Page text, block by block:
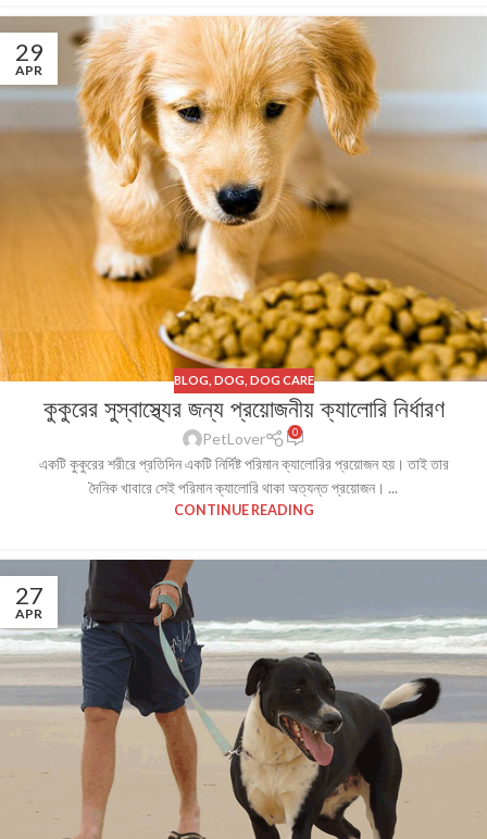
29
APR
BLOG DOG DOG CARE
কুকুরের সুস্বাস্থ্যের জন্য প্রয়োজনীয় ক্যালোরি নির্ধারণ
PetLover 0
একটি কুকুরের শরীরে প্রতিদিন একটি নির্দিষ্ট পরিমান ক্যালোরির প্রয়োজন হয়। তাই তার
দৈনিক খাবারে সেই পরিমান ক্যালোরি থাকা অত্যন্ত প্রয়োজন। ...
CONTINUE READING
27
APR